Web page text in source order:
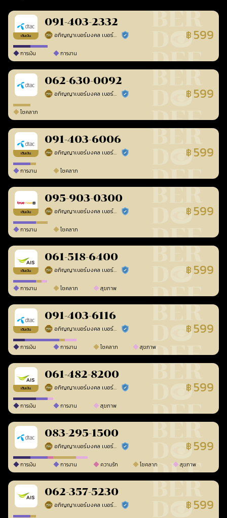
เติมเงิน
091-403-2332
อภิญญาเบอร์มงคล เบอร์สวยเลขศาสตร์ ร้านยืนยันแล้ว ฿ 599
การเงิน การงาน
062-630-0092
อภิญญาเบอร์มงคล เบอร์สวยเลขศาสตร์ ร้านยืนยันแล้ว ฿ 599
โชคลาภ
เติมเงิน
091-403-6006
อภิญญาเบอร์มงคล เบอร์สวยเลขศาสตร์ ร้านยืนยันแล้ว ฿ 599
การงาน โชคลาภ
เติมเงิน
095-903-0300
อภิญญาเบอร์มงคล เบอร์สวยเลขศาสตร์ ร้านยืนยันแล้ว ฿ 599
การงาน โชคลาภ
เติมเงิน
061-518-6400
อภิญญาเบอร์มงคล เบอร์สวยเลขศาสตร์ ร้านยืนยันแล้ว ฿ 599
การงาน โชคลาภ สุขภาพ
เติมเงิน
091-403-6116
อภิญญาเบอร์มงคล เบอร์สวยเลขศาสตร์ ร้านยืนยันแล้ว ฿ 599
การเงิน การงาน โชคลาภ สุขภาพ
เติมเงิน
061-482-8200
อภิญญาเบอร์มงคล เบอร์สวยเลขศาสตร์ ร้านยืนยันแล้ว ฿ 599
การเงิน การงาน สุขภาพ
083-295-1500
อภิญญาเบอร์มงคล เบอร์สวยเลขศาสตร์ ร้านยืนยันแล้ว ฿ 599
การเงิน การงาน ความรัก โชคลาภ สุขภาพ
062-357-5230
อภิญญาเบอร์มงคล เบอร์สวยเลขศาสตร์ ร้านยืนยันแล้ว ฿ 599